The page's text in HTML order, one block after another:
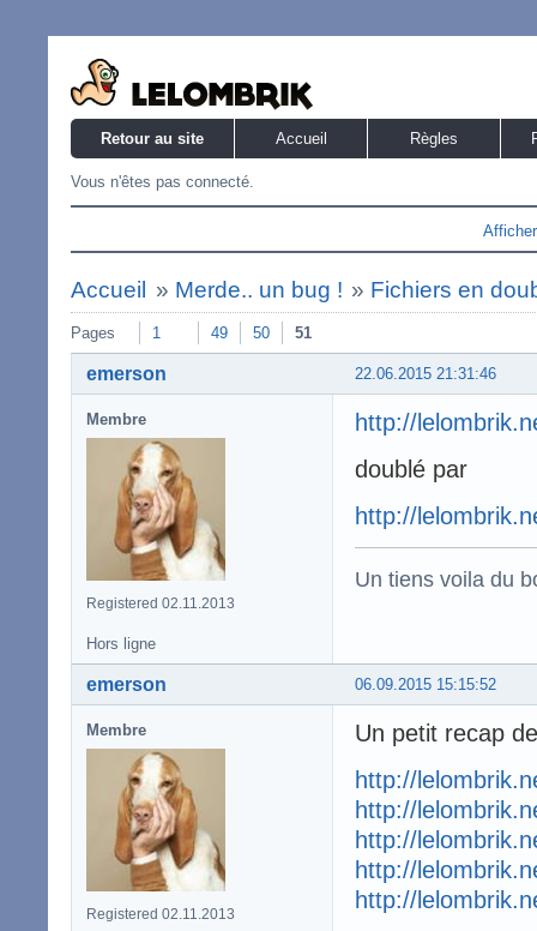
Retour au site Accueil Règles
Vous n'êtes pas connecté.
Accueil » Merde.. un bug ! » Fichiers en
Pages 1 49 50 51
22.06.2015 21:31:46
emerson
Membre
Registered 02.11.2013
http://
doublé par
http://
Un tiens voila du
Hors ligne
06.09.2015 15:15:52
emerson
Membre
Registered 02.11.2013
Un petit recap
http://
http://
http://
http://
http://